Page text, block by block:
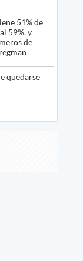
51% de
59%, y
de
quedarse